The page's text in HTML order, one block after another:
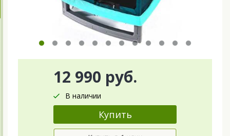
12 990 руб.
В наличии